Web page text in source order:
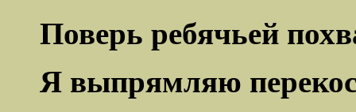
Поверь ребячьей
Я выпрямляю